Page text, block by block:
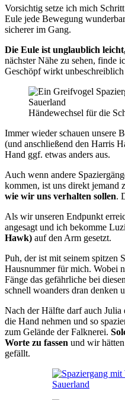
Vorsichtig setze ich mich
Eule jede Bewegung
sicherer im Gang.
Die Eule ist unglaublich
nächster Nähe zu sehen, finde
Geschöpf wirkt unbeschreiblich
Händewechsel für die
Immer wieder schauen unsere
(und anschließend den Harris
Hand ggf. etwas anders aus.
Auch wenn andere
kommen, ist uns direkt jemand
wie wir uns verhalten sollen.
Als wir unseren Endpunkt
angesagt und ich bekomme
Hawk) auf den Arm gesetzt.
Puh, der ist mit seinem spitzen
Hausnummer für mich. Wobei
Fänge das gefährliche bei
schnell woanders dran denken
Nach der Hälfte darf auch Julia
die Hand nehmen und so
zum Gelände der Falknerei.
Worte zu fassen und wir hätten
gefällt.